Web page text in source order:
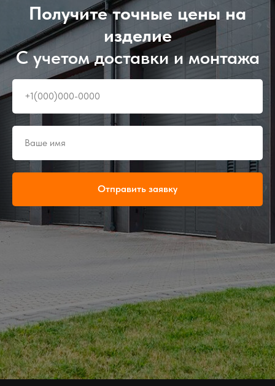
Получите точные цены на
изделие
C учетом доставки и монтажа
Отправить заявку